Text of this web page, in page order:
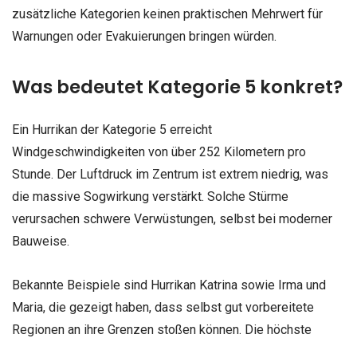
zusätzliche Kategorien keinen praktischen Mehrwert für
Warnungen oder Evakuierungen bringen würden.
Was bedeutet Kategorie 5 konkret?
Ein Hurrikan der Kategorie 5 erreicht
Windgeschwindigkeiten von über 252 Kilometern pro
Stunde. Der Luftdruck im Zentrum ist extrem niedrig, was
die massive Sogwirkung verstärkt. Solche Stürme
verursachen schwere Verwüstungen, selbst bei moderner
Bauweise.
Bekannte Beispiele sind Hurrikan Katrina sowie Irma und
Maria, die gezeigt haben, dass selbst gut vorbereitete
Regionen an ihre Grenzen stoßen können. Die höchste